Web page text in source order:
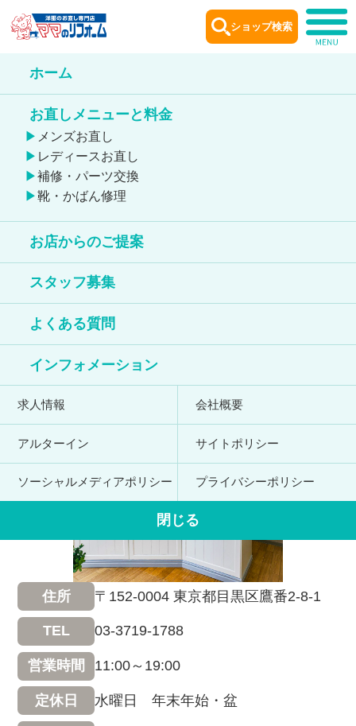
ホーム
お直しメニューと料金
メンズお直し
レディースお直し
補修・パーツ交換
靴・かばん修理
お店からのご提案
スタッフ募集
よくある質問
インフォメーション
求人情報 会社概要
アルターイン サイトポリシー
ソーシャルメディアポリシー プライバシーポリシー
閉じる
ショップ検索
ショップ案内
Shop information
学芸大学店
靴のお直しが出来る店舗
鞄のお直しが出来る店舗
住所 〒152-0004 東京都目黒区鷹番2-8-1
TEL 03-3719-1788
営業時間 11:00～19:00
定休日 水曜日 年末年始・盆